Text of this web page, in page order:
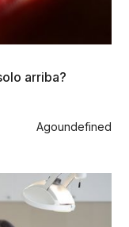
arriba?
Agoundefined